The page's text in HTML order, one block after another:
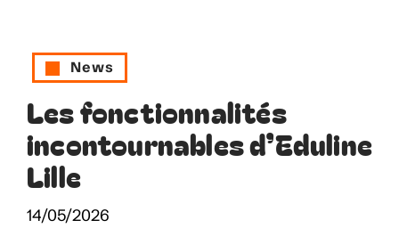
News
Les fonctionnalités
incontournables d’Eduline
Lille
14/05/2026